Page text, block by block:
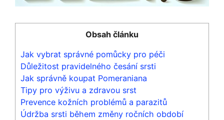
Obsah článku
Jak vybrat správné pomůcky pro péči
Důležitost pravidelného česání srsti
Jak správně koupat Pomeraniana
Tipy pro výživu a zdravou srst
Prevence kožních problémů a parazitů
Údržba srsti během změny ročních období